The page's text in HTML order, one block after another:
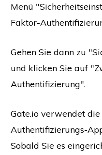
Menü
Faktor-
Gehen Sie dann zu
und klicken Sie auf
Authentifizierung".
Gate.io verwendet die
Authentifizierungs-
Sobald Sie es